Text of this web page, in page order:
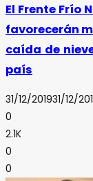
El Frente Frío
favorecerán
caída de
país
31/12/201931/12/
0
2.1K
0
0